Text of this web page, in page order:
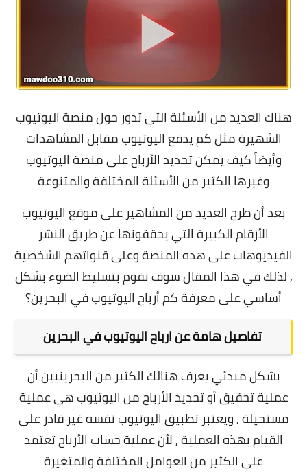
هناك العديد من الأسئلة التي تدور حول منصة اليوتيوب
الشهيرة مثل كم يدفع اليوتيوب مقابل المشاهدات
وأيضاً كيف يمكن تحديد الأرباح على منصة اليوتيوب
وغيرها الكثير من الأسئلة المختلفة والمتنوعة
بعد أن طرح العديد من المشاهير على موقع اليوتيوب
الأرقام الكبيرة التي يحققونها عن طريق النشر
الفيديوهات على هذه المنصة وعلى قنواتهم الشخصية
, لذلك في هذا المقال سوف نقوم بتسليط الضوء بشكل
أساسي على معرفةكم أرباح اليوتيوب في البحرين؟
تفاصيل هامة عن ارباح اليوتيوب في البحرين
بشكل مبدئي يعرف هنالك الكثير من البحرينيين أن
عملية تحقيق أو تحديد الأرباح من اليوتيوب هي عملية
مستحيلة , ويعتبر تطبيق اليوتيوب نفسه غير قادر على
القيام بهذه العملية , لأن عملية حساب الأرباح تعتمد
على الكثير من العوامل المختلفة والمتغيرة